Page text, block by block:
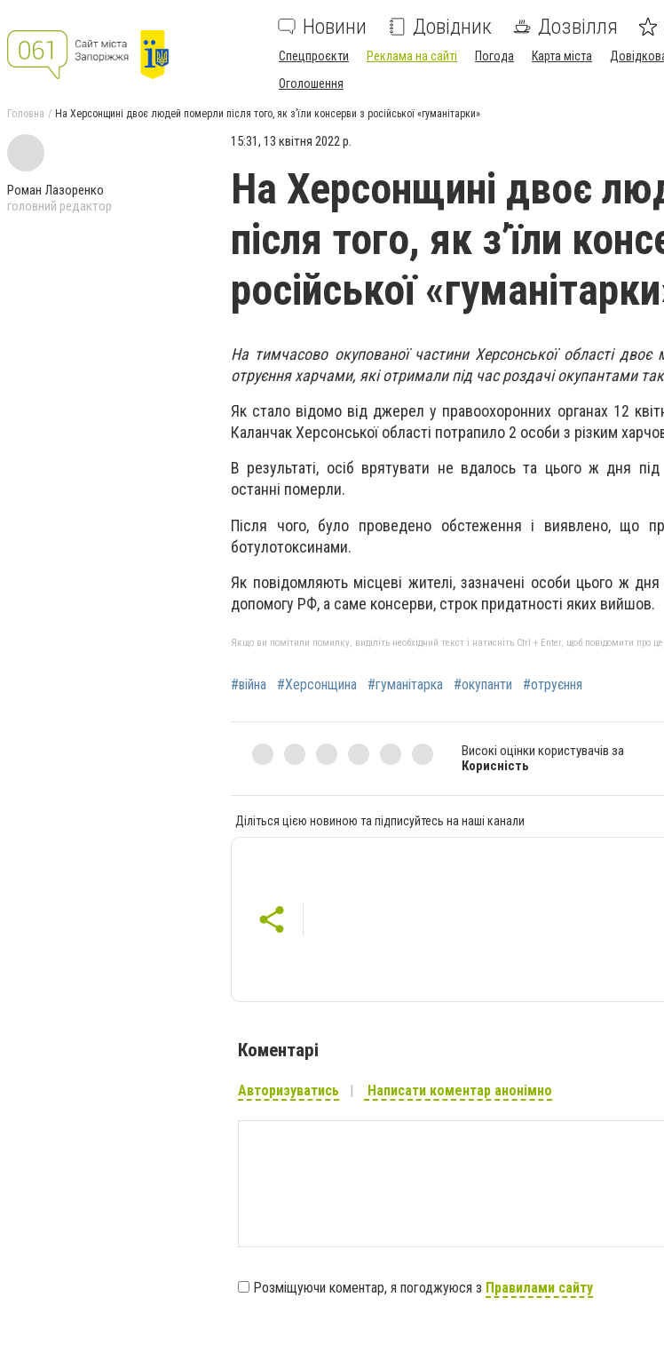
Новини Довідник Дозвілля
Спецпроєкти Реклама на сайті Погода Карта міста
Оголошення
Головна На Херсонщині двоє людей померли після того, як зʼїли консерви з російської «гуманітарки»
Роман Лазоренко
головний редактор
15:31, 13 квітня 2022 р.
На Херсонщині двоє
після того, як зʼїли
російської
На тимчасово окупованої частини Херсонської області
отруєння харчами, які отримали під час роздачі окупантами
Як стало відомо від джерел у правоохоронних органах 12
Каланчак Херсонської області потрапило 2 особи з різким
В результаті, осіб врятувати не вдалось та цього ж дня
останні померли.
Після чого, було проведено обстеження і виявлено, що
ботулотоксинами.
Як повідомляють місцеві жителі, зазначені особи цього ж
допомогу РФ, а саме консерви, строк придатності яких вийшов.
Якщо ви помітили помилку, виділіть необхідний текст і натисніть Ctrl + Enter, щоб повідомити про
#війна #Херсонщина #гуманітарка #окупанти #отруєння
Високі оцінки користувачів за
Корисність
Діліться цією новиною та підписуйтесь на наші канали
Коментарі
Авторизуватись Написати коментар анонімно
Розміщуючи коментар, я погоджуюся з Правилами сайту